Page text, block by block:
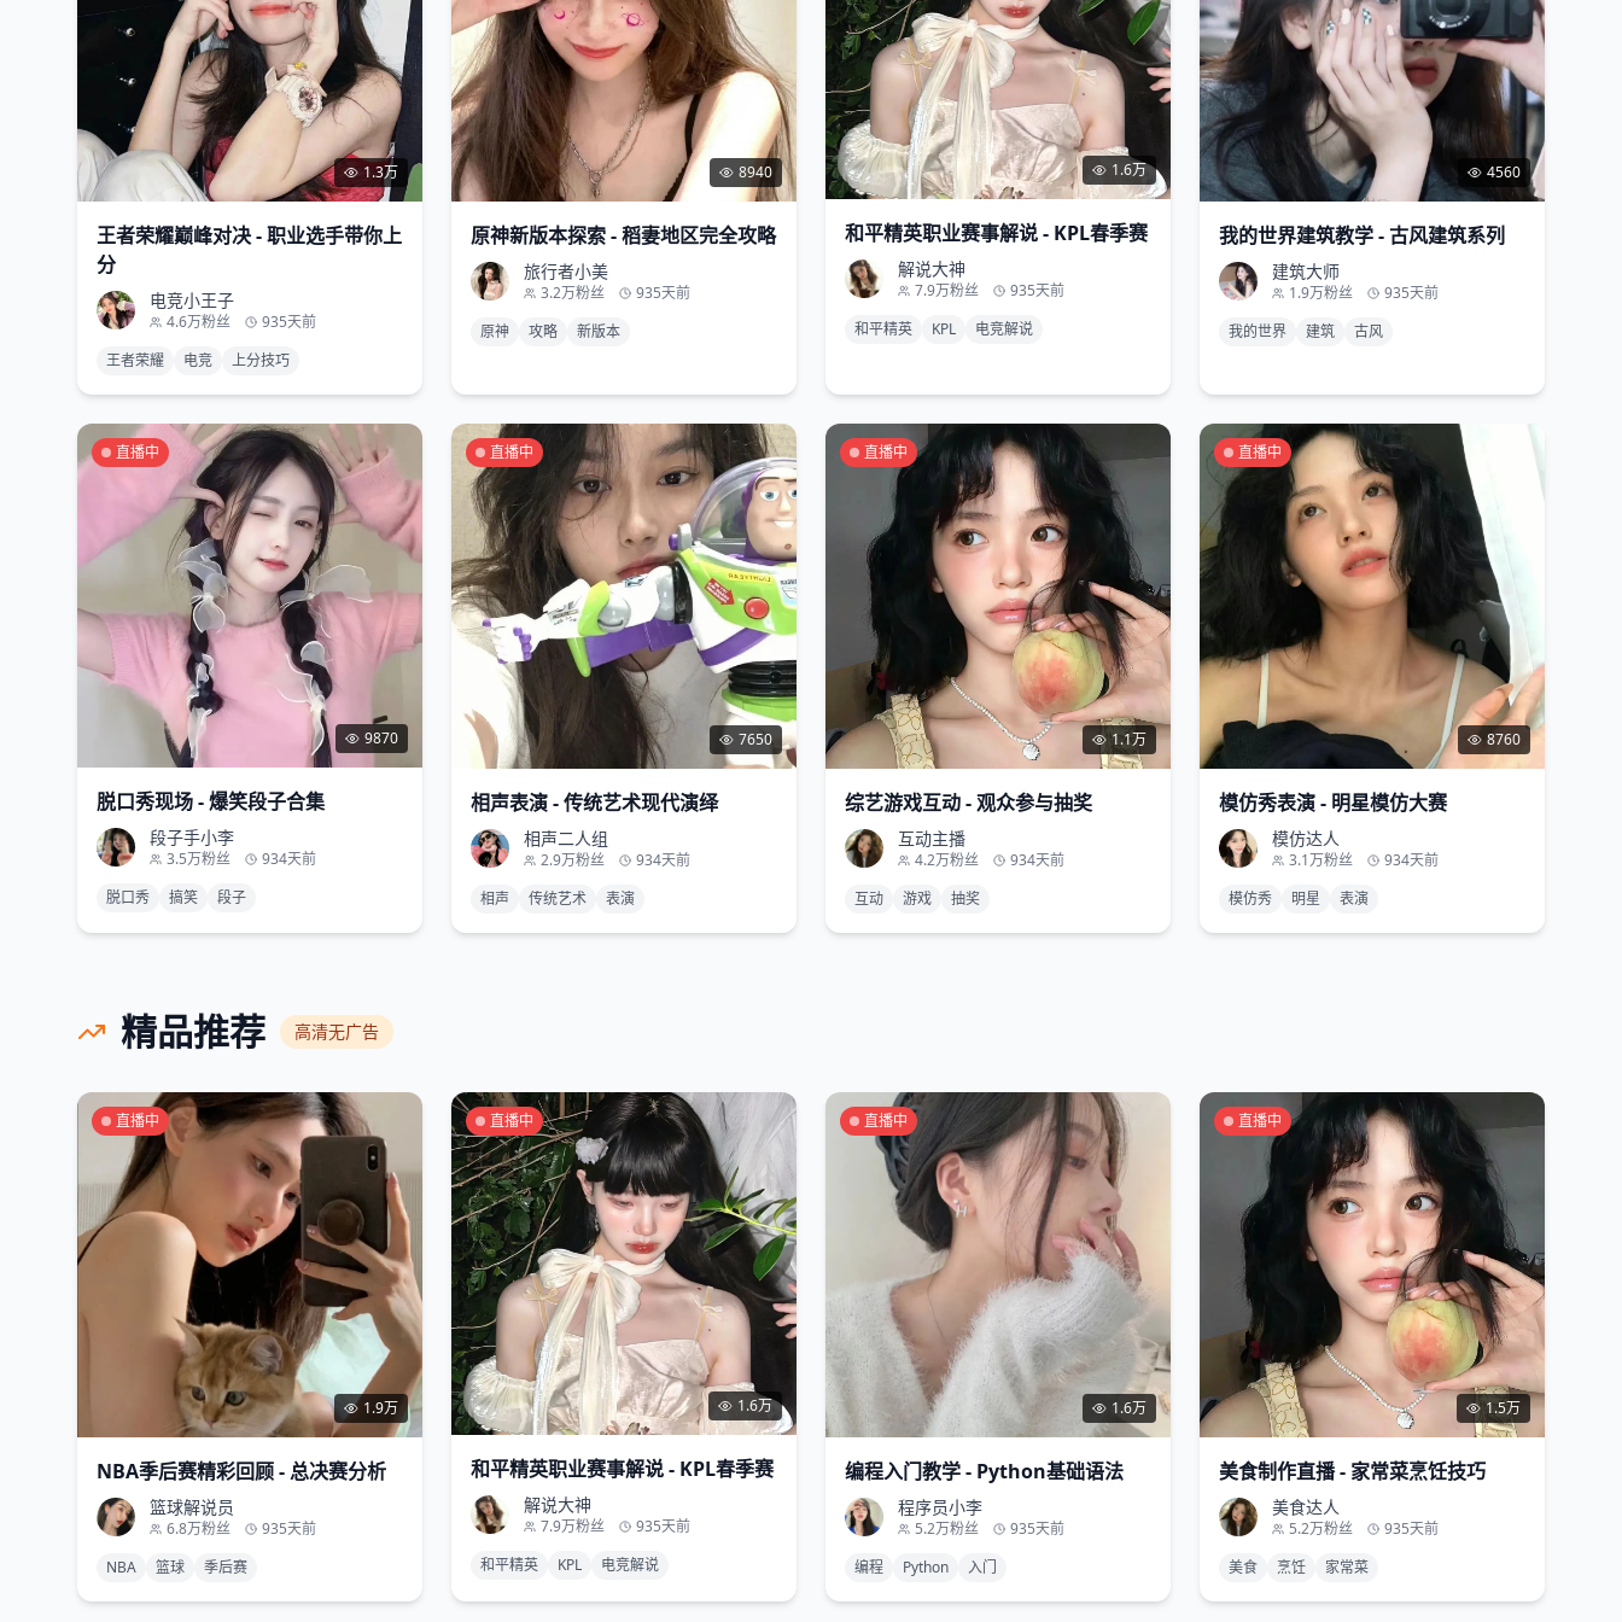
1.3万
王者荣耀巅峰对决 - 职业选手带你上
分
电竞小王子
4.6万粉丝
935天前
王者荣耀
电竞 上分技巧
8940
原神新版本探索 - 稻妻地区完全攻略
旅行者小美
3.2万粉丝
935天前
原神
攻略 新版本
1.6万
和平精英职业赛事解说 - KPL春季赛
解说大神
7.9万粉丝
935天前
和平精英
KPL 电竞解说
4560
我的世界建筑教学 - 古风建筑系列
建筑大师
1.9万粉丝
935天前
我的世界
建筑 古风
直播中
9870
脱口秀现场 - 爆笑段子合集
段子手小李
3.5万粉丝
934天前
脱口秀
搞笑 段子
直播中
7650
相声表演 - 传统艺术现代演绎
相声二人组
2.9万粉丝
934天前
相声
传统艺术 表演
直播中
1.1万
综艺游戏互动 - 观众参与抽奖
互动主播
4.2万粉丝
934天前
互动
游戏 抽奖
直播中
8760
模仿秀表演 - 明星模仿大赛
模仿达人
3.1万粉丝
934天前
模仿秀
明星 表演
精品推荐 高清无广告
直播中
1.9万
NBA季后赛精彩回顾 - 总决赛分析
篮球解说员
6.8万粉丝
935天前
NBA
篮球 季后赛
直播中
1.6万
和平精英职业赛事解说 - KPL春季赛
解说大神
7.9万粉丝
935天前
和平精英
KPL 电竞解说
直播中
1.6万
编程入门教学 - Python基础语法
程序员小李
5.2万粉丝
935天前
编程
Python 入门
直播中
1.5万
美食制作直播 - 家常菜烹饪技巧
美食达人
5.2万粉丝
935天前
美食
烹饪 家常菜